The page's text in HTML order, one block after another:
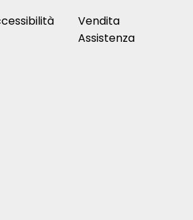
Vendita
Assistenza